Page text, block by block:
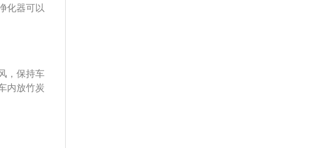
化器可以
、菠萝香
的细菌病
，保持车
内放竹炭
、车载香
垫、脚垫